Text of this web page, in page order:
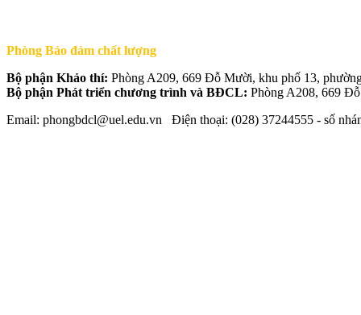
Phòng Bảo đảm chất lượng
Bộ phận Khảo thí: Phòng A209, 669 Đỗ Mười, khu phố 13,
Bộ phận Phát triển chương trình và BĐCL: Phòng A208, 669
Email: phongbdcl@uel.edu.vn Điện thoại: (028) 37244555 - số